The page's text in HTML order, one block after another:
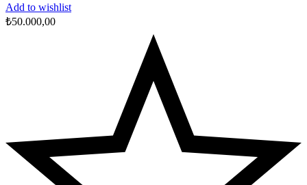
Add to wishlist
₺50.000,00